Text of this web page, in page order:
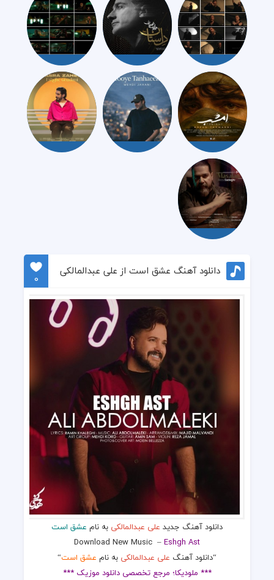
دانلود آهنگ عشق است از علی عبدالمالکی
0
دانلود آهنگ جدید علی عبدالمالکی به نام عشق است
Download New Music –Eshgh Ast
“دانلود آهنگ علی عبدالمالکی به نام عشق است“
*** ملودیکا؛ مرجع تخصصی دانلود موزیک ***